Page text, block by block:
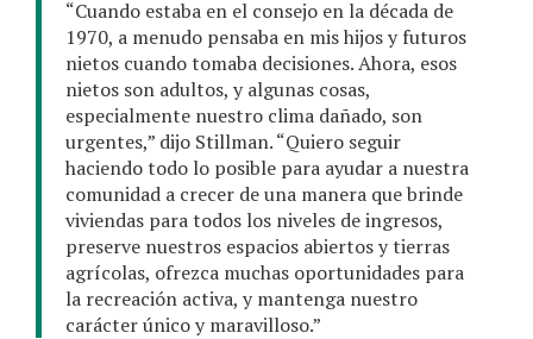
“Cuando estaba en el consejo en la década de
1970, a menudo pensaba en mis hijos y futuros
nietos cuando tomaba decisiones. Ahora, esos
nietos son adultos, y algunas cosas,
especialmente nuestro clima dañado, son
urgentes,” dijo Stillman. “Quiero seguir
haciendo todo lo posible para ayudar a nuestra
comunidad a crecer de una manera que brinde
viviendas para todos los niveles de ingresos,
preserve nuestros espacios abiertos y tierras
agrícolas, ofrezca muchas oportunidades para
la recreación activa, y mantenga nuestro
carácter único y maravilloso.”